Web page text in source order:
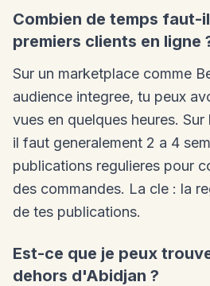
Combien de temps faut-
premiers clients en ligne
Sur un marketplace comme
audience integree, tu peux
vues en quelques heures.
il faut generalement 2 a 4
publications regulieres pour
des commandes. La cle : la
de tes publications.
Est-ce que je peux
dehors d'Abidjan ?